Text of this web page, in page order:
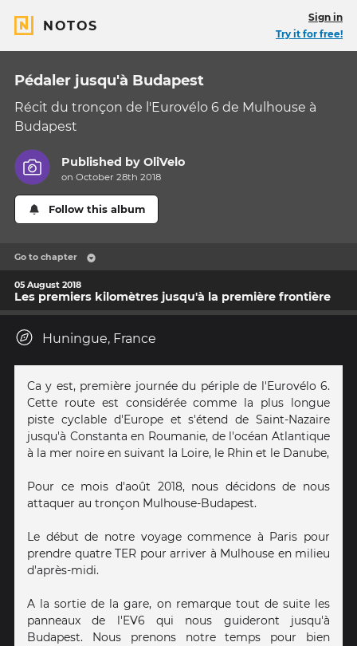
NOTOS
Sign in
Try it for free!
Pédaler jusqu'à Budapest
Récit du tronçon de l'Eurovélo 6 de Mulhouse à
Budapest
Published byOliVelo
on October 28th 2018
Follow this album
Go to chapter
05 August 2018
Les premiers kilomètres jusqu'à la première frontière
Huningue, France
Ca y est, première journée du périple de l'Eurovélo 6.
Cette route est considérée comme la plus longue
piste cyclable d'Europe et s'étend de Saint-Nazaire
jusqu'à Constanta en Roumanie, de l'océan Atlantique
à la mer noire en suivant la Loire, le Rhin et le Danube,
Pour ce mois d'août 2018, nous décidons de nous
attaquer au tronçon Mulhouse-Budapest.
Le début de notre voyage commence à Paris pour
prendre quatre TER pour arriver à Mulhouse en milieu
d'après-midi.
A la sortie de la gare, on remarque tout de suite les
panneaux de l'EV6 qui nous guideront jusqu'à
Budapest. Nous prenons notre temps pour bien